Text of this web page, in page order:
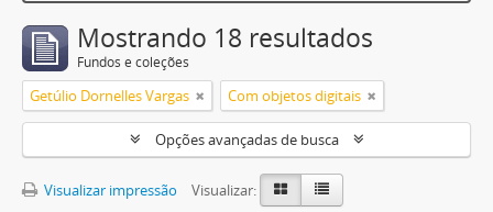
Mostrando 18 resultados
Fundos e coleções
Getúlio Dornelles Vargas Com objetos digitais
Opções avançadas de busca
Visualizar impressão
Visualizar: